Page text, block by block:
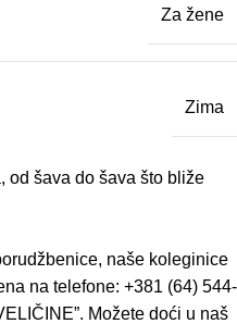
Za žene
Zima
od šava do šava što bliže
naše koleginice
na telefone: +381 (64) 544-
Možete doći u naš